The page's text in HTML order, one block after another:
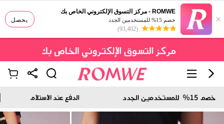
يحصل ×
ROMWE - مركز التسوق الإلكتروني الخاص بك
خصم 15% للمستخدمين الجدد
(93,402)